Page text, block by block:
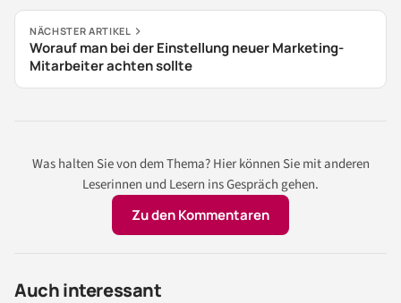
NÄCHSTER ARTIKEL
Worauf man bei der Einstellung neuer Marketing-
Mitarbeiter achten sollte
Was halten Sie von dem Thema? Hier können Sie mit anderen
Leserinnen und Lesern ins Gespräch gehen.
Zu den Kommentaren
Auch interessant